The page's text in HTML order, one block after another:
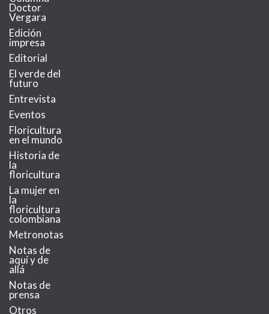
Doctor
Vergara
Edición
impresa
Editorial
El verde del
futuro
Entrevista
Eventos
Floricultura
en el mundo
Historia de
la
floricultura
La mujer en
la
floricultura
colombiana
Metronotas
Notas de
aquí y de
allá
Notas de
prensa
Otros